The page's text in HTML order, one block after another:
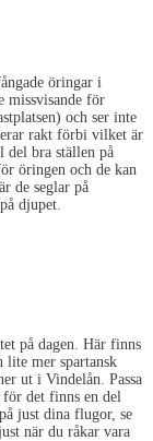
öringar i
missvisande för
och ser inte
rakt förbi vilket är
del bra ställen på
öringen och de kan
de seglar på
djupet.
på dagen. Här finns
lite mer spartansk
ut i Vindelån. Passa
det finns en del
just dina flugor, se
när du råkar vara